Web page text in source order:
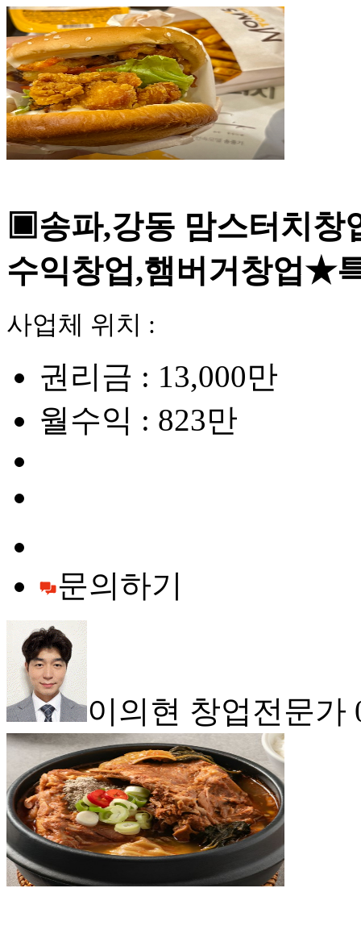
▣송파,강동 맘스터치창
수익창업,햄버거창업★
사업체 위치 :
권리금 : 13,000만
월수익 : 823만
문의하기
이의현 창업전문가